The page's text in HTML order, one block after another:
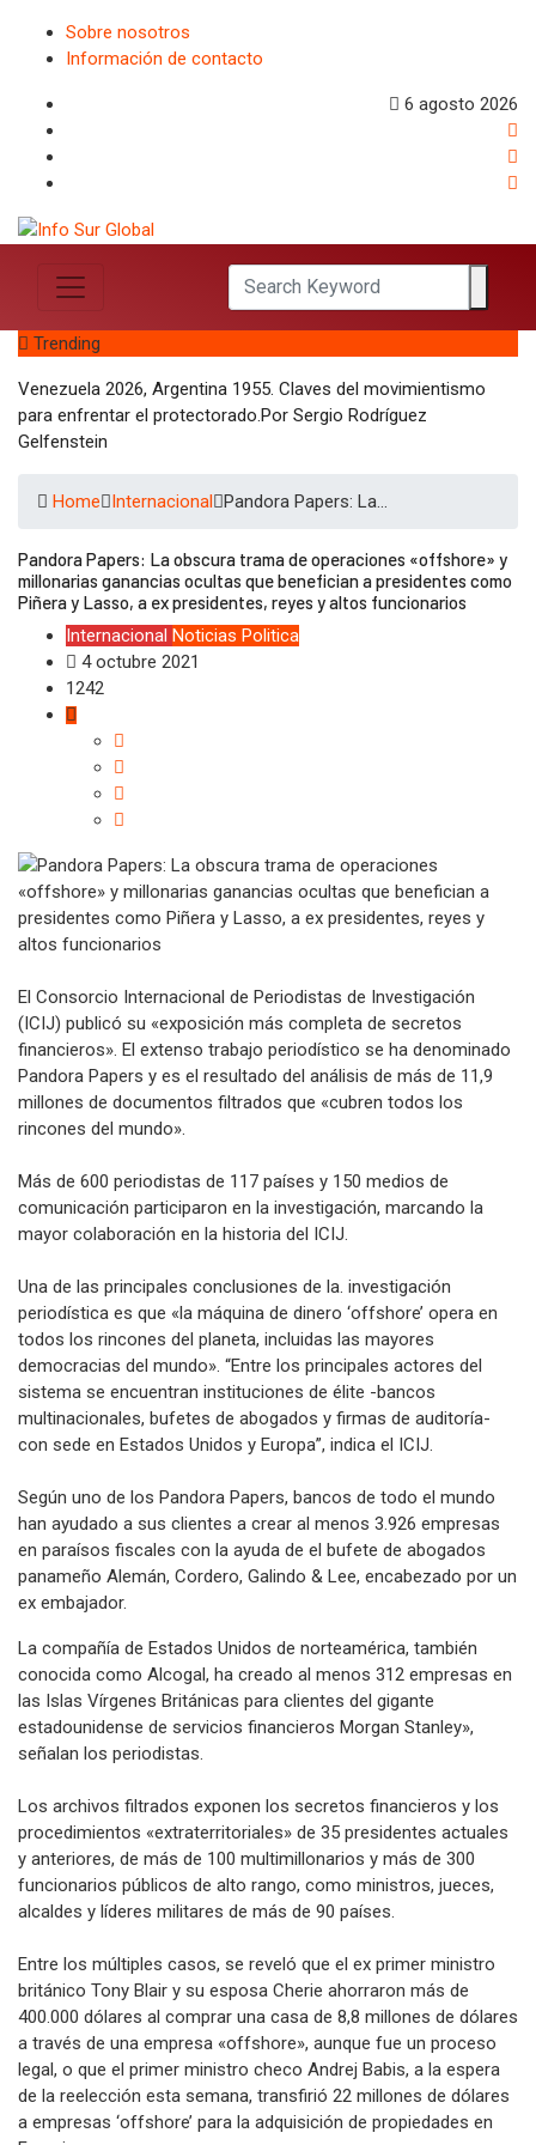
Sobre nosotros
Información de contacto
6 agosto 2026
Trending
Venezuela 2026, Argentina 1955. Claves del movimientismo
para enfrentar el protectorado.Por Sergio Rodríguez
Gelfenstein
Home Internacional Pandora Papers: La…
Pandora Papers: La obscura trama de operaciones «offshore» y
millonarias ganancias ocultas que benefician a presidentes como
Piñera y Lasso, a ex presidentes, reyes y altos funcionarios
Internacional Noticias Politica
4 octubre 2021
1242
El Consorcio Internacional de Periodistas de Investigación
(ICIJ) publicó su «exposición más completa de secretos
financieros». El extenso trabajo periodístico se ha denominado
Pandora Papers y es el resultado del análisis de más de 11,9
millones de documentos filtrados que «cubren todos los
rincones del mundo».
Más de 600 periodistas de 117 países y 150 medios de
comunicación participaron en la investigación, marcando la
mayor colaboración en la historia del ICIJ.
Una de las principales conclusiones de la. investigación
periodística es que «la máquina de dinero ‘offshore’ opera en
todos los rincones del planeta, incluidas las mayores
democracias del mundo». “Entre los principales actores del
sistema se encuentran instituciones de élite -bancos
multinacionales, bufetes de abogados y firmas de auditoría-
con sede en Estados Unidos y Europa”, indica el ICIJ.
Según uno de los Pandora Papers, bancos de todo el mundo
han ayudado a sus clientes a crear al menos 3.926 empresas
en paraísos fiscales con la ayuda de el bufete de abogados
panameño Alemán, Cordero, Galindo & Lee, encabezado por un
ex embajador.
La compañía de Estados Unidos de norteamérica, también
conocida como Alcogal, ha creado al menos 312 empresas en
las Islas Vírgenes Británicas para clientes del gigante
estadounidense de servicios financieros Morgan Stanley»,
señalan los periodistas.
Los archivos filtrados exponen los secretos financieros y los
procedimientos «extraterritoriales» de 35 presidentes actuales
y anteriores, de más de 100 multimillonarios y más de 300
funcionarios públicos de alto rango, como ministros, jueces,
alcaldes y líderes militares de más de 90 países.
Entre los múltiples casos, se reveló que el ex primer ministro
británico Tony Blair y su esposa Cherie ahorraron más de
400.000 dólares al comprar una casa de 8,8 millones de dólares
a través de una empresa «offshore», aunque fue un proceso
legal, o que el primer ministro checo Andrej Babis, a la espera
de la reelección esta semana, transfirió 22 millones de dólares
a empresas ‘offshore’ para la adquisición de propiedades en